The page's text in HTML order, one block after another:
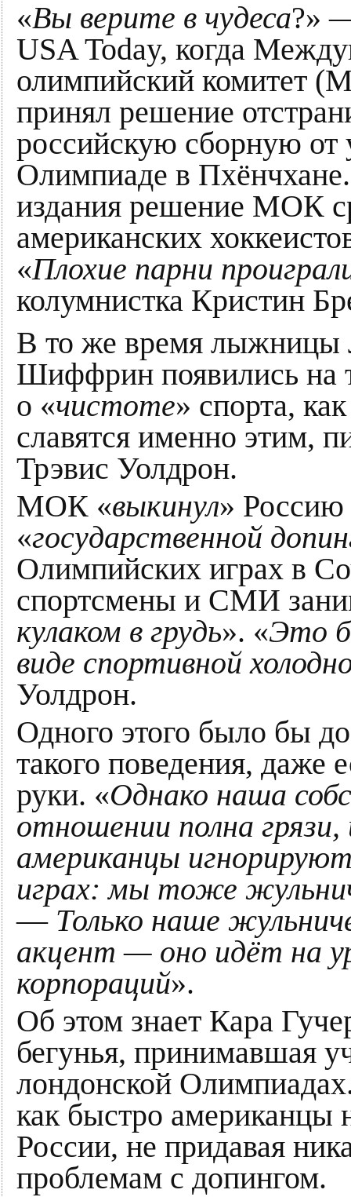
«Вы верите в чудеса?»
USA Today, когда
олимпийский комитет
принял решение
российскую сборную от
Олимпиаде в
издания решение МОК
американских
«Плохие парни
колумнистка Кристин
В то же время лыжницы
Шиффрин появились на
о «чистоте» спорта,
славятся именно этим,
Трэвис Уолдрон.
МОК «выкинул» Россию
«государственной
Олимпийских играх в
спортсмены и СМИ
кулаком в грудь». «Это
виде спортивной
Уолдрон.
Одного этого было бы
такого поведения,
руки. «Однако наша
отношении полна грязи,
американцы
играх: мы тоже
— Только наше
акцент — оно идёт на
корпораций».
Об этом знает Кара
бегунья, принимавшая
лондонской
как быстро американцы
России, не придавая
проблемам с допингом.